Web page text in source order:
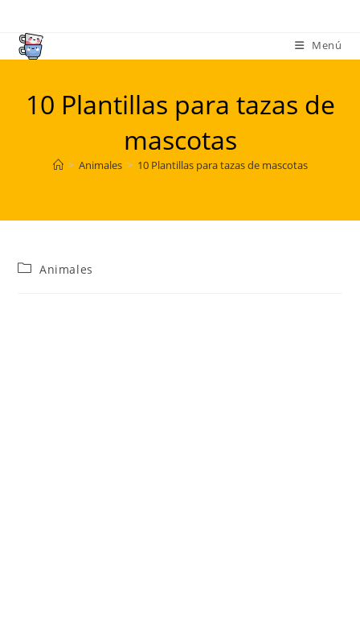
contenido
Menú
10 Plantillas para tazas de
mascotas
> Animales > 10 Plantillas para tazas de mascotas
Categoría
Animales